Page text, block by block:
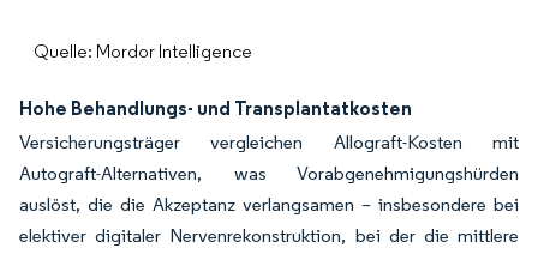
Quelle: Mordor Intelligence
Hohe Behandlungs- und Transplantatkosten
Versicherungsträger vergleichen Allograft-Kosten mit
Autograft-Alternativen, was Vorabgenehmigungshürden
auslöst, die die Akzeptanz verlangsamen – insbesondere bei
elektiver digitaler Nervenrekonstruktion, bei der die mittlere